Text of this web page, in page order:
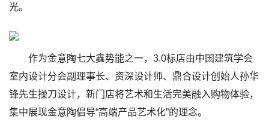
光。
作为金意陶七大鑫势能之一，3.0标店由中国建筑学会
室内设计分会副理事长、资深设计师、鼎合设计创始人孙华
锋先生操刀设计，新门店将艺术和生活完美融入购物体验，
集中展现金意陶倡导“高端产品艺术化”的理念。